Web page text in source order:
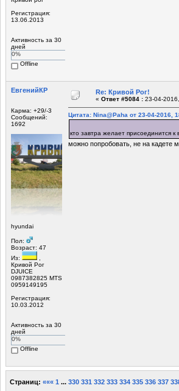
Регистрация:
13.06.2013
Активность за 30
дней
0%
Offline
ЕвгенийКР
Карма: +29/-3
Сообщений:
1692
hyundai
Пол:
Возраст: 47
Из:
Кривой Рог
DJUICE
0987382825 MTS
0959149195
Регистрация:
10.03.2012
Активность за 30
дней
0%
Offline
Re: Кривой Рог!
« Ответ #5084 : 23-04-
Цитата: Nina@Paha от 23-04-2016,
кто завтра желает присоединится
можно попробовать, не на кадете
Страниц: ««« 1 ... 330 331 332 333 334 335 336 337